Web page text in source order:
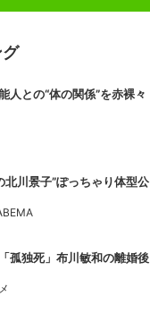
人との“体の関係”を赤裸々
北川景子”ぽっちゃり体型公
孤独死」布川敏和の離婚後